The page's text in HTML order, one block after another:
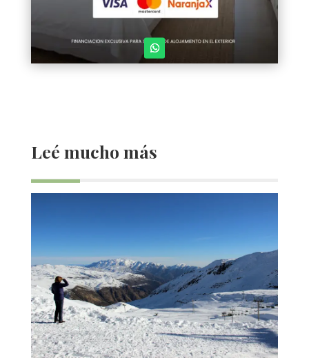
Leé mucho más